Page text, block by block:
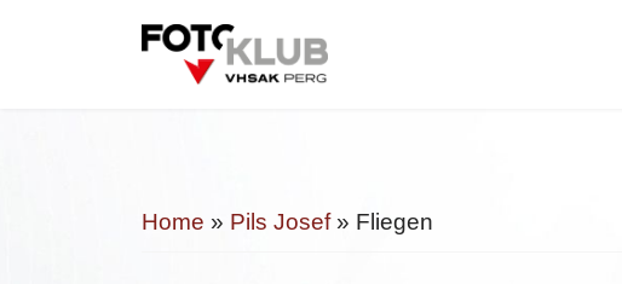
Home » Pils Josef» Fliegen